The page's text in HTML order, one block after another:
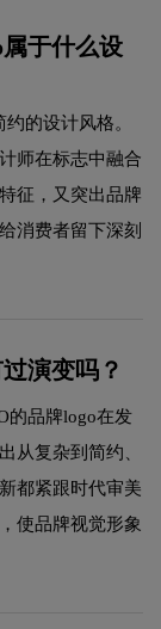
于什么设
的设计风格。
师在标志中融合
征，又突出品牌
消费者留下深刻
演变吗？
的品牌logo在发
从复杂到简约、
都紧跟时代审美
使品牌视觉形象